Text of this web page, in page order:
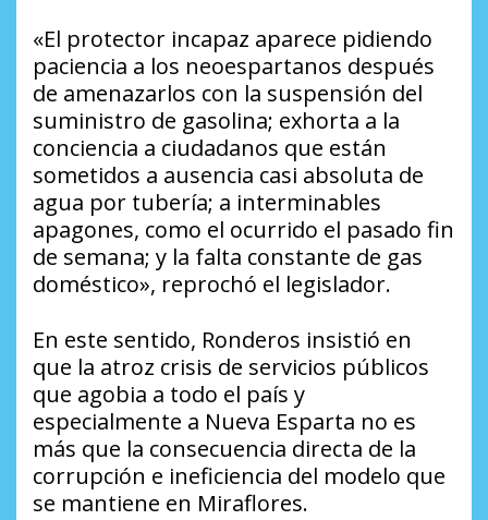
«El protector incapaz aparece pidiendo
paciencia a los neoespartanos después
de amenazarlos con la suspensión del
suministro de gasolina; exhorta a la
conciencia a ciudadanos que están
sometidos a ausencia casi absoluta de
agua por tubería; a interminables
apagones, como el ocurrido el pasado fin
de semana; y la falta constante de gas
doméstico», reprochó el legislador.
En este sentido, Ronderos insistió en
que la atroz crisis de servicios públicos
que agobia a todo el país y
especialmente a Nueva Esparta no es
más que la consecuencia directa de la
corrupción e ineficiencia del modelo que
se mantiene en Miraflores.